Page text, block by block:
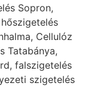
Sopron,
Cellulóz
Tatabánya,
falszigetelés
szigetelés